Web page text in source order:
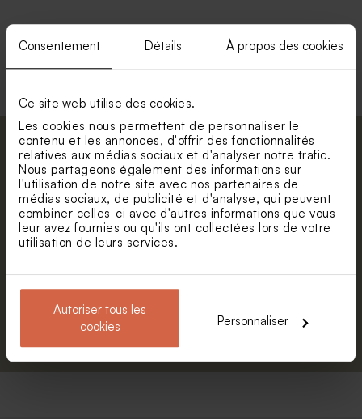
Consentement Détails À propos des cookies
Ce site web utilise des cookies.
Les cookies nous permettent de personnaliser le
contenu et les annonces, d'offrir des fonctionnalités
relatives aux médias sociaux et d'analyser notre trafic.
Nous partageons également des informations sur
l'utilisation de notre site avec nos partenaires de
médias sociaux, de publicité et d'analyse, qui peuvent
combiner celles-ci avec d'autres informations que vous
leur avez fournies ou qu'ils ont collectées lors de votre
utilisation de leurs services.
Autoriser tous les
cookies
Personnaliser
Voir toute la collection Enveloppe
Abonnez-vous à la newsletter et restez
informé. Petite surprise : bénéficiez de 5%
de réduction.
Prénom